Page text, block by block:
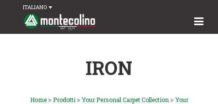
ITALIANO
IRON
Home Prodotti Your Personal Carpet Collection
Your